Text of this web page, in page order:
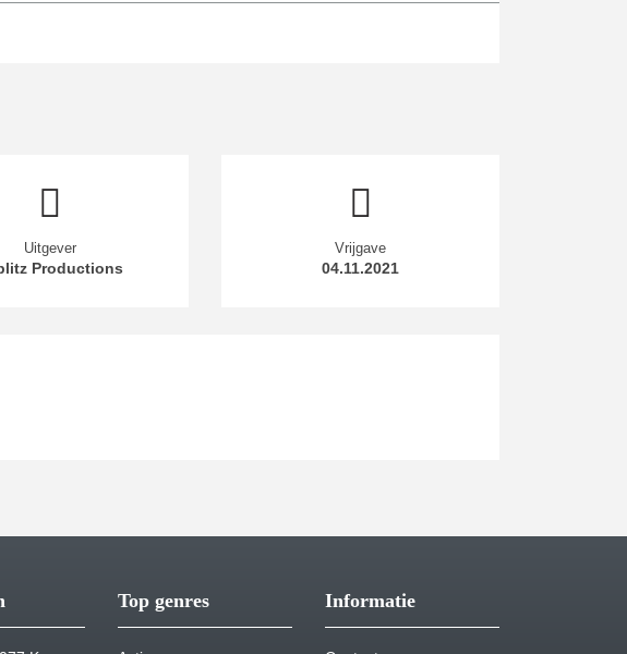
Uitgever
Productions
Vrijgave
04.11.2021
Top genres Informatie